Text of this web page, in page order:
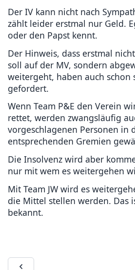
Der IV kann nicht nach
zählt leider erstmal nur Geld.
oder den Papst kennt.
Der Hinweis, dass erstmal
soll auf der MV, sondern
weitergeht, haben auch schon
gefordert.
Wenn Team P&E den Verein
rettet, werden zwangsläufig
vorgeschlagenen Personen in
entsprechenden Gremien
Die Insolvenz wird aber
nur mit wem es weitergehen
Mit Team JW wird es
die Mittel stellen werden. Das
bekannt.